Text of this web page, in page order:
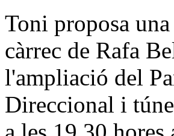
Toni proposa
càrrec de Rafa
l'ampliació del
Direccional i